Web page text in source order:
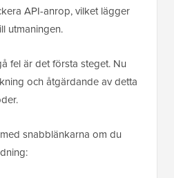
API-anrop, vilket lägger
utmaningen.
fel är det första steget. Nu
och åtgärdande av detta
snabblänkarna om du